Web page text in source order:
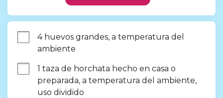
4 huevos grandes, a temperatura del
ambiente
1 taza de horchata hecho en casa o
preparada, a temperatura del ambiente,
uso dividido